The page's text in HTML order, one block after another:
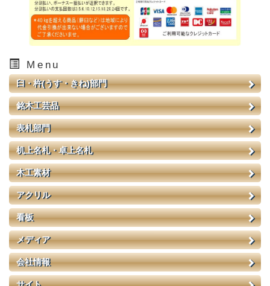
Menu
臼・杵(うす・きね)部門
銘木工芸品
表札部門
机上名札・卓上名札
木工素材
アクリル
看板
メディア
会社情報
サイト